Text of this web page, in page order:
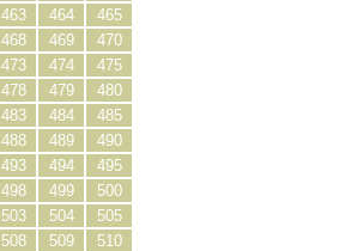
463 464
465
468 469
470
473 474
475
478 479
480
483 484
485
488 489
490
493 494
495
498 499
500
503 504
505
508 509
510